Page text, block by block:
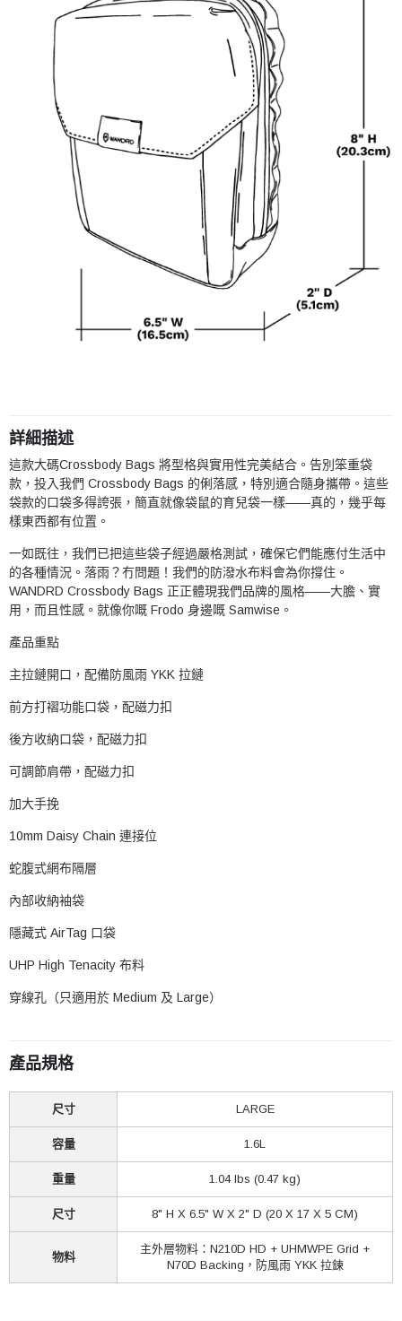
詳細描述
這款大碼Crossbody Bags 將型格與實用性完美結合。告別笨重袋
款，投入我們 Crossbody Bags 的俐落感，特別適合隨身攜帶。這些
袋款的口袋多得誇張，簡直就像袋鼠的育兒袋一樣——真的，幾乎每
樣東西都有位置。
一如既往，我們已把這些袋子經過嚴格測試，確保它們能應付生活中
的各種情況。落雨？冇問題！我們的防潑水布料會為你撐住。
WANDRD Crossbody Bags 正正體現我們品牌的風格——大膽、實
用，而且性感。就像你嘅 Frodo 身邊嘅 Samwise。
產品重點
主拉鏈開口，配備防風雨 YKK 拉鏈
前方打褶功能口袋，配磁力扣
後方收納口袋，配磁力扣
可調節肩帶，配磁力扣
加大手挽
10mm Daisy Chain 連接位
蛇腹式網布隔層
內部收納袖袋
隱藏式 AirTag 口袋
UHP High Tenacity 布料
穿線孔（只適用於 Medium 及 Large）
產品規格
尺寸 LARGE
容量 1.6L
重量 1.04 lbs (0.47 kg)
尺寸 8" H X 6.5" W X 2" D (20 X 17 X 5 CM)
物料
主外層物料：N210D HD + UHMWPE Grid +
N70D Backing，防風雨 YKK 拉鍊